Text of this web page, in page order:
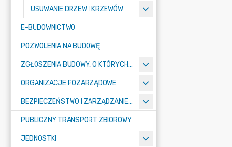
USUWANIE DRZEW I KRZEWÓW
E-BUDOWNICTWO
POZWOLENIA NA BUDOWĘ
ZGŁOSZENIA BUDOWY, O KTÓRYCH MOWA W ART. 29 UST. 1 PKT 1A, 2B I 19A USTAWY PRAWO BUDOWLANE
ORGANIZACJE POZARZĄDOWE
BEZPIECZEŃSTWO I ZARZĄDZANIE KRYZYSOWE
PUBLICZNY TRANSPORT ZBIOROWY
JEDNOSTKI